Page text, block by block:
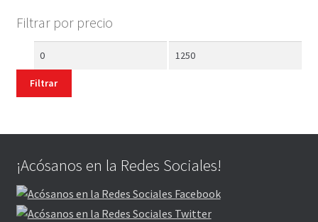
Filtrar por precio
Precio
Precio
Filtrar
¡Acósanos en la Redes Sociales!